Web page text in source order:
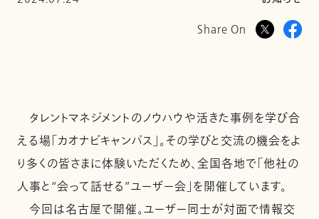
Share On
タレントマネジメントのノウハウや活きた事例を学び合
える場「カオナビキャンパス」。その学びと交流の機会をよ
り多くの皆さまに体験いただくため、全国各地で「他社の
人事と“会って話せる”ユーザー会」を開催しています。
今回は名古屋で開催。ユーザー同士が対面で情報交